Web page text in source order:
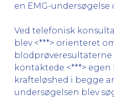
en EMG-undersøgelse
Ved telefonisk
blev <***> orienteret
blodprøveresultaterne
kontaktede <***>
krafteløshed i begge
undersøgelsen blev